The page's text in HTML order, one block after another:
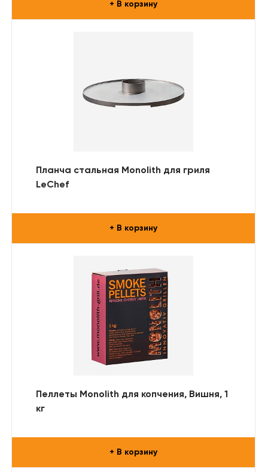
+ В корзину
Планча стальная Monolith для гриля
LeChef
+ В корзину
Пеллеты Monolith для копчения, Вишня, 1
кг
+ В корзину